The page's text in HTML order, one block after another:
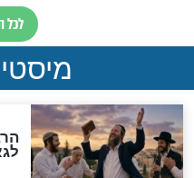
אחרית
האם